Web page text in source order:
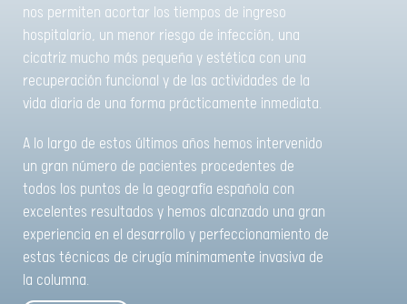
nos permiten acortar los tiempos de ingreso
hospitalario, un menor riesgo de infección, una
cicatriz mucho más pequeña y estética con una
recuperación funcional y de las actividades de la
vida diaria de una forma prácticamente inmediata.
A lo largo de estos últimos años hemos intervenido
un gran número de pacientes procedentes de
todos los puntos de la geografía española con
excelentes resultados y hemos alcanzado una gran
experiencia en el desarrollo y perfeccionamiento de
estas técnicas de cirugía mínimamente invasiva de
la columna.